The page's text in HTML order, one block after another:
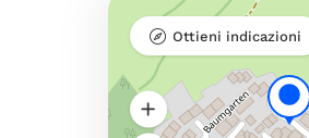
Ottieni indicazioni